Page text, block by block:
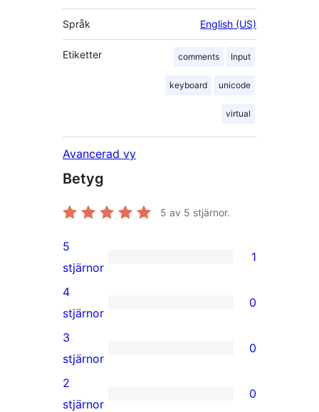
Språk English (US)
Etiketter comments Input
keyboard unicode
virtual
Avancerad vy
Betyg
5 av 5 stjärnor.
1
5-
stjärnig
recension
5
stjärnor
1
0
4-
stjärniga
recensioner
4
stjärnor
0
0
3-
stjärniga
3
stjärnor
0
0
2
stjärnor
0